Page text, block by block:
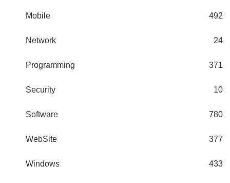
Mobile 492
Network 24
Programming 371
Security 10
Software 780
WebSite 377
Windows 433